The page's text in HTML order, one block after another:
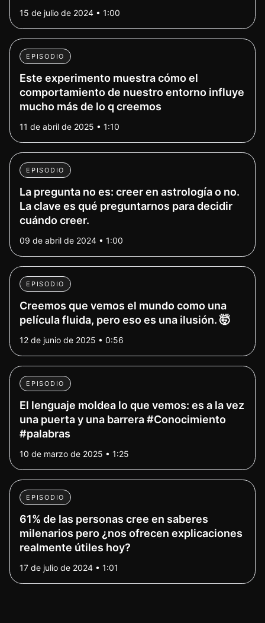
15 de julio de 2024 • 1:00
EPISODIO
Este experimento muestra cómo el
comportamiento de nuestro entorno influye
mucho más de lo q creemos
11 de abril de 2025 • 1:10
EPISODIO
La pregunta no es: creer en astrología o no.
La clave es qué preguntarnos para decidir
cuándo creer.
09 de abril de 2024 • 1:00
EPISODIO
Creemos que vemos el mundo como una
película fluida, pero eso es una ilusión. 🤯
12 de junio de 2025 • 0:56
EPISODIO
El lenguaje moldea lo que vemos: es a la vez
una puerta y una barrera #Conocimiento
#palabras
10 de marzo de 2025 • 1:25
EPISODIO
61% de las personas cree en saberes
milenarios pero ¿nos ofrecen explicaciones
realmente útiles hoy?
17 de julio de 2024 • 1:01